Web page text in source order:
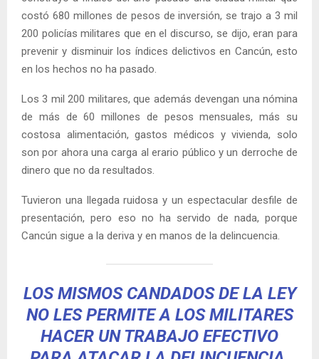
costó 680 millones de pesos de inversión, se trajo a 3 mil
200 policías militares que en el discurso, se dijo, eran para
prevenir y disminuir los índices delictivos en Cancún, esto
en los hechos no ha pasado.
Los 3 mil 200 militares, que además devengan una nómina
de más de 60 millones de pesos mensuales, más su
costosa alimentación, gastos médicos y vivienda, solo
son por ahora una carga al erario público y un derroche de
dinero que no da resultados.
Tuvieron una llegada ruidosa y un espectacular desfile de
presentación, pero eso no ha servido de nada, porque
Cancún sigue a la deriva y en manos de la delincuencia.
LOS MISMOS CANDADOS DE LA LEY
NO LES PERMITE A LOS MILITARES
HACER UN TRABAJO EFECTIVO